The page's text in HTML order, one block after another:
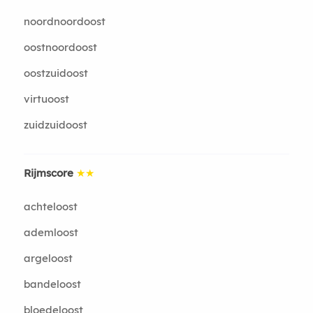
noordnoordoost
oostnoordoost
oostzuidoost
virtuoost
zuidzuidoost
Rijmscore ★★
achteloost
ademloost
argeloost
bandeloost
bloedeloost